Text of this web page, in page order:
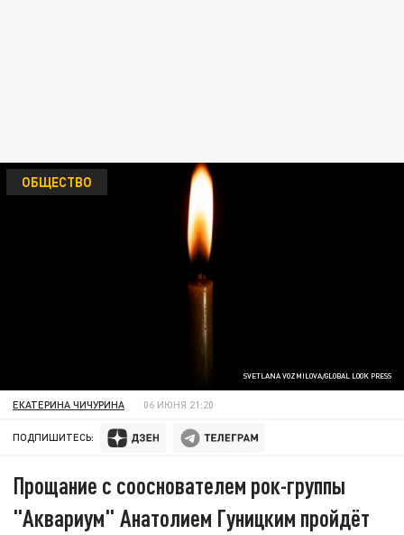
SVETLANA VOZMILOVA/GLOBAL LOOK PRESS
ОБЩЕСТВО
ЕКАТЕРИНА ЧИЧУРИНА 06 ИЮНЯ 21:20
ПОДПИШИТЕСЬ:
Прощание с сооснователем рок-группы
"Аквариум" Анатолием Гуницким пройдёт